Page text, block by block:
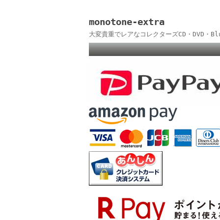
monotone-extra
大変貴重でレアなコレクターズCD・DVD・